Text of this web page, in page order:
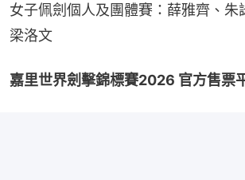
女子佩劍個人及團體賽：薛雅齊、朱
梁洛文
嘉里世界劍擊錦標賽2026 官方售票平